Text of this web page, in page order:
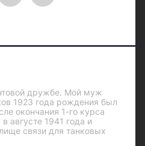
дружбе. Мой муж
1923 года рождения был
окончания 1-го курса
августе 1941 года и
связи для танковых